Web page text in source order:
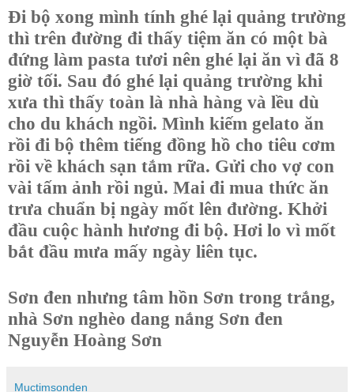
Đi bộ xong mình tính ghé lại quảng trường
thì trên đường đi thấy tiệm ăn có một bà
đứng làm pasta tươi nên ghé lại ăn vì đã 8
giờ tối. Sau đó ghé lại quảng trường khi
xưa thì thấy toàn là nhà hàng và lều dù
cho du khách ngồi. Mình kiếm gelato ăn
rồi đi bộ thêm tiếng đồng hồ cho tiêu cơm
rồi về khách sạn tắm rữa. Gửi cho vợ con
vài tấm ảnh rồi ngủ. Mai đi mua thức ăn
trưa chuẩn bị ngày mốt lên đường. Khởi
đầu cuộc hành hương đi bộ. Hơi lo vì mốt
bắt đầu mưa mấy ngày liên tục.
Sơn đen nhưng tâm hồn Sơn trong trắng,
nhà Sơn nghèo dang nắng Sơn đen
Nguyễn Hoàng Sơn
Muctimsonden